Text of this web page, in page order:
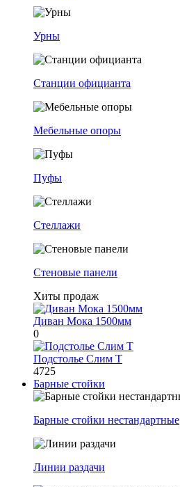
Урны
Станции официанта
Мебельные опоры
Пуфы
Стеллажи
Стеновые панели
Хиты продаж
Диван Мока 1500мм
0
Подстолье Слим Т
4725
Барные стойки
Барные стойки нестандартные
Линии раздачи